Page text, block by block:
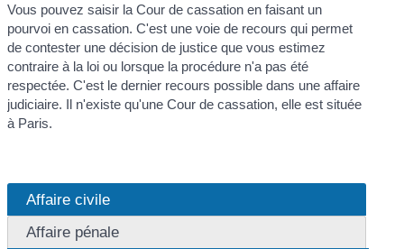
Vous pouvez saisir la Cour de cassation en faisant un
pourvoi en cassation. C'est une voie de recours qui permet
de contester une décision de justice que vous estimez
contraire à la loi ou lorsque la procédure n'a pas été
respectée. C'est le dernier recours possible dans une affaire
judiciaire. Il n'existe qu'une Cour de cassation, elle est située
à Paris.
Affaire civile
Affaire pénale